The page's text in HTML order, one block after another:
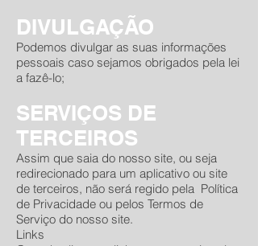
DIVULGAÇÃO
Podemos divulgar as suas informações
pessoais caso sejamos obrigados pela lei
a fazê-lo;
SERVIÇOS DE
TERCEIROS
Assim que saia do nosso site, ou seja
redirecionado para um aplicativo ou site
de terceiros, não será regido pela Política
de Privacidade ou pelos Termos de
Serviço do nosso site.
Links